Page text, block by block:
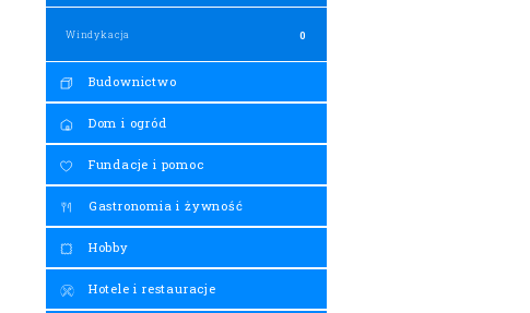
Windykacja 0
Budownictwo
Dom i ogród
Fundacje i pomoc
Gastronomia i żywność
Hobby
Hotele i restauracje